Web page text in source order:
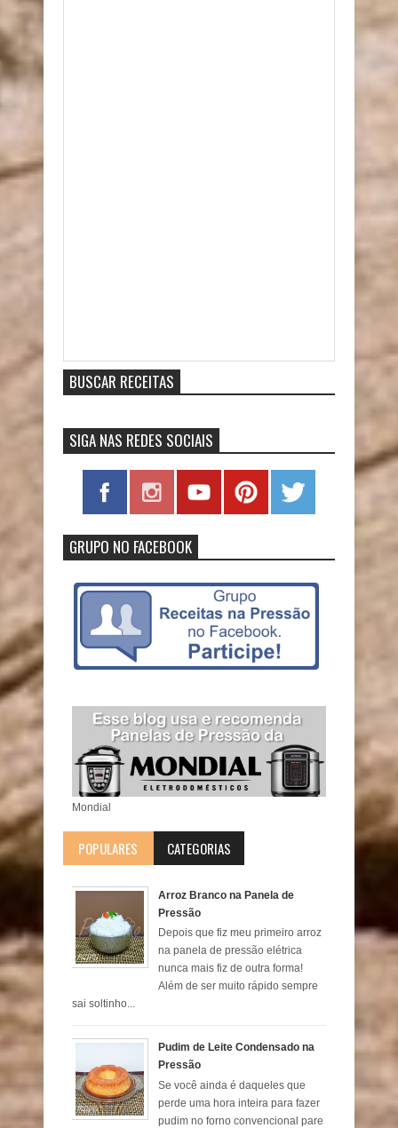
BUSCAR RECEITAS
SIGA NAS REDES SOCIAIS
GRUPO NO FACEBOOK
Mondial
POPULARES CATEGORIAS
Arroz Branco na Panela de
Pressão
Depois que fiz meu primeiro arroz
na panela de pressão elétrica
nunca mais fiz de outra forma!
Além de ser muito rápido sempre
sai soltinho...
Pudim de Leite Condensado na
Pressão
Se você ainda é daqueles que
perde uma hora inteira para fazer
pudim no forno convencional pare